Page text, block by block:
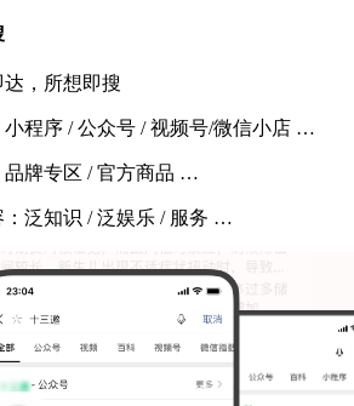
，所想即搜
小程序 / 公众号 / 视频号/微信小店 …
品牌专区 / 官方商品 …
：泛知识 / 泛娱乐 / 服务 …